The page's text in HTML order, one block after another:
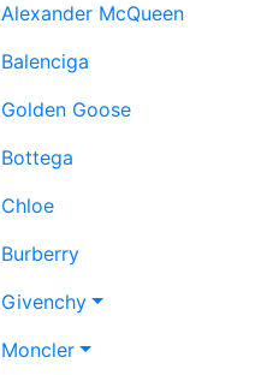
Alexander McQueen
Balenciga
Golden Goose
Bottega
Chloe
Burberry
Givenchy
Moncler